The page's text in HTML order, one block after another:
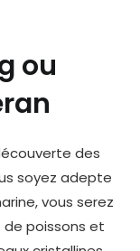
ou
des
soyez adepte
vous serez
poissons et